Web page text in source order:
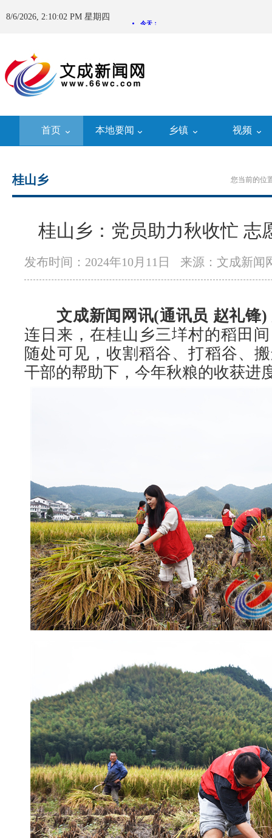
8/6/2026, 2:10:03 PM 星期四
首页 本地要闻 乡镇 视频
您当前的位
桂山乡
桂山乡：党员助力秋收忙 志
发布时间：2024年10月11日 来源：文成新闻
文成新闻网讯(通讯员 赵礼锋)
连日来，在桂山乡三垟村的稻田
随处可见，收割稻谷、打稻谷、
干部的帮助下，今年秋粮的收获进